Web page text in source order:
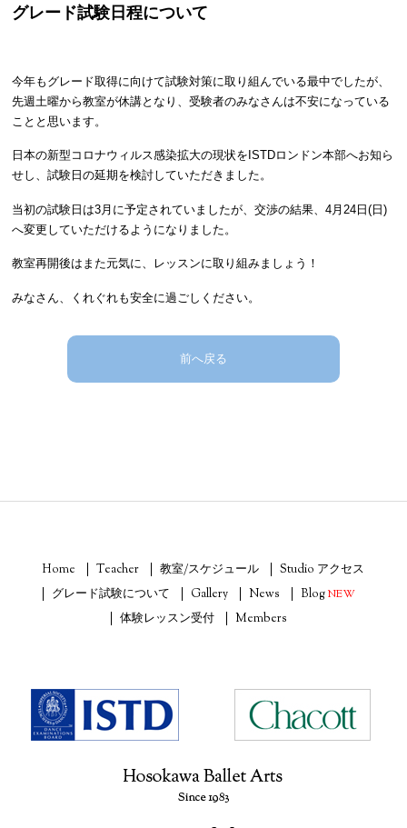
グレード試験日程について
今年もグレード取得に向けて試験対策に取り組んでいる最中でしたが、
先週土曜から教室が休講となり、受験者のみなさんは不安になっている
ことと思います。
日本の新型コロナウィルス感染拡大の現状を ISTDロンドン本部へお知ら
せし、試験日の延期を検討していただきました。
当初の試験日は3 月に予定されていましたが、交渉の結果、4 月 24 日( 日)
へ変更していただけるようになりました。
教室再開後はまた元気に、レッスンに取り組みましょう！
みなさん、くれぐれも安全に過ごしください。
前へ戻る
Home Teacher 教室/スケジュール
Studio アクセス
グレード試験について
Gallery News BlogNEW
体験レッスン受付
Members